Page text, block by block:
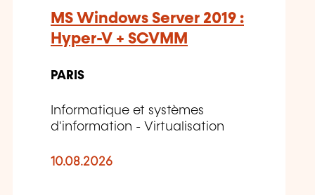
MS Windows Server 2019 :
Hyper-V + SCVMM
PARIS
Informatique et systèmes
d'information - Virtualisation
10.08.2026